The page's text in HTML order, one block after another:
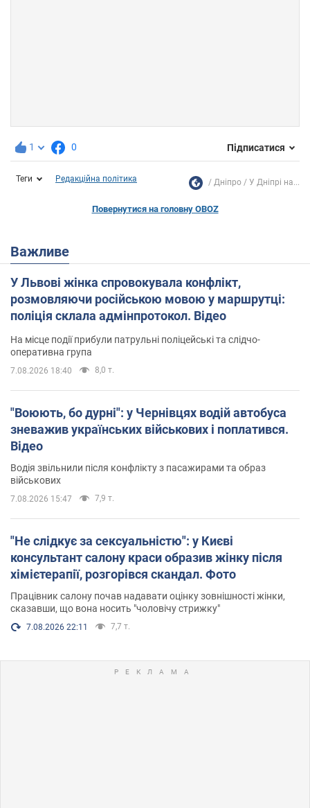
1 0 Підписатися
Теги Редакційна політика Дніпро У Дніпрі на...
Повернутися на головну OBOZ
Важливе
У Львові жінка спровокувала конфлікт,
розмовляючи російською мовою у маршрутці:
поліція склала адмінпротокол. Відео
На місце події прибули патрульні поліцейські та слідчо-
оперативна група
7.08.2026 18:40 8,0 т.
"Воюють, бо дурні": у Чернівцях водій автобуса
зневажив українських військових і поплатився.
Відео
Водія звільнили після конфлікту з пасажирами та образ
військових
7.08.2026 15:47 7,9 т.
"Не слідкує за сексуальністю": у Києві
консультант салону краси образив жінку після
хімієтерапії, розгорівся скандал. Фото
Працівник салону почав надавати оцінку зовнішності жінки,
сказавши, що вона носить "чоловічу стрижку"
7.08.2026 22:11 7,7 т.